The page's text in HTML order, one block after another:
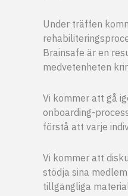
Under träffen
Brainsafe är en
medvetenheten
Vi kommer att gå
onboarding-
förstå att varje
Vi kommer att
stödja sina
tillgängliga